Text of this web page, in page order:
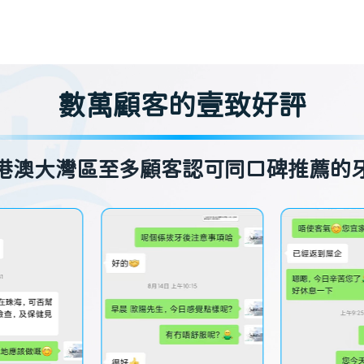
數萬顧客的壹致好評
澳大灣區至多顧客認可同口碑推薦的